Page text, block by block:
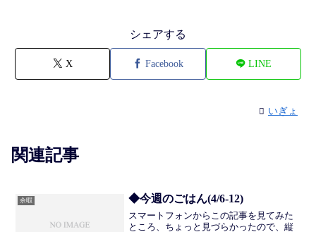
シェアする
X Facebook LINE
いぎょ
関連記事
余暇 ◆今週のごはん(4/6-12)
スマートフォンからこの記事を見てみた
ところ、ちょっと見づらかったので、縦